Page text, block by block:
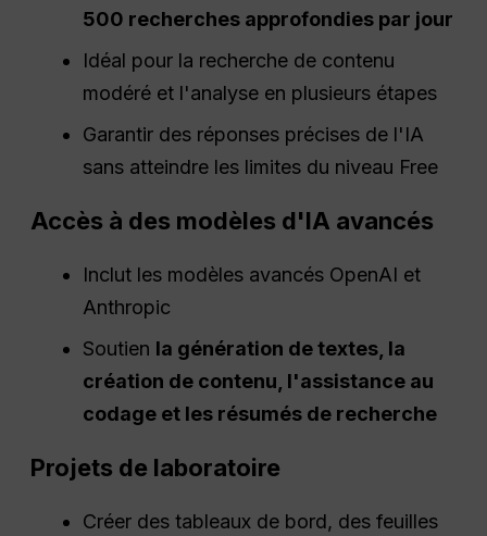
500 recherches approfondies par jour
Idéal pour la recherche de contenu
modéré et l'analyse en plusieurs étapes
Garantir des réponses précises de l'IA
sans atteindre les limites du niveau Free
Accès à des modèles d'IA avancés
Inclut les modèles avancés OpenAI et
Anthropic
Soutien la génération de textes, la
création de contenu, l'assistance au
codage et les résumés de recherche
Projets de laboratoire
Créer des tableaux de bord, des feuilles